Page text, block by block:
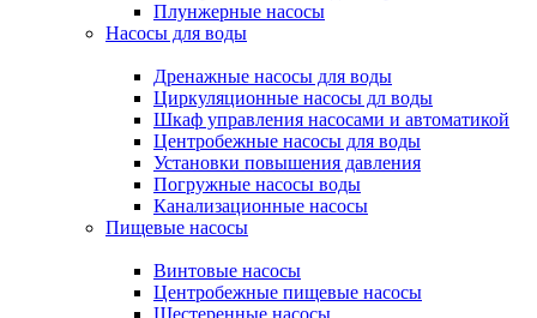
Плунжерные насосы
Насосы для воды
Дренажные насосы для воды
Циркуляционные насосы дл воды
Шкаф управления насосами и автоматикой
Центробежные насосы для воды
Установки повышения давления
Погружные насосы воды
Канализационные насосы
Пищевые насосы
Винтовые насосы
Центробежные пищевые насосы
Шестеренные насосы